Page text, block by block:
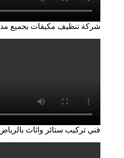
شركة تنظيف مكيفات بجميع
فني تركيب ستائر واثاث